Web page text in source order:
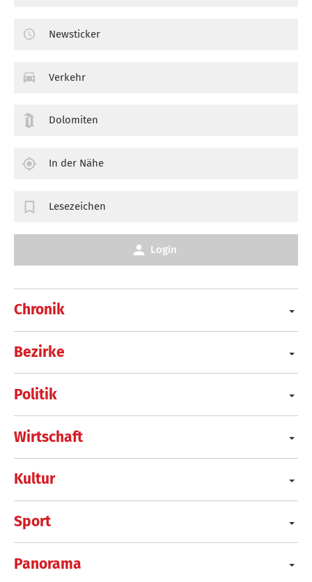
Chronik
Bezirke
Politik
Wirtschaft
Kultur
Sport
Panorama
Newsticker
Verkehr
Dolomiten
In der Nähe
Lesezeichen
Login